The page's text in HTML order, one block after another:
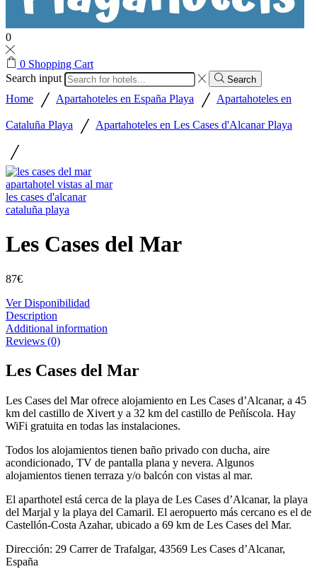
0
0 Shopping Cart
Search input
Search
Home / Apartahoteles en España Playa / Apartahoteles en
Cataluña Playa / Apartahoteles en Les Cases d'Alcanar Playa
/
Les Cases del Mar
87€
Ver Disponibilidad
Description
Additional information
Reviews (0)
Les Cases del Mar
Les Cases del Mar ofrece alojamiento en Les Cases d’Alcanar, a 45
km del castillo de Xivert y a 32 km del castillo de Peñíscola. Hay
WiFi gratuita en todas las instalaciones.
Todos los alojamientos tienen baño privado con ducha, aire
acondicionado, TV de pantalla plana y nevera. Algunos
alojamientos tienen terraza y/o balcón con vistas al mar.
El aparthotel está cerca de la playa de Les Cases d’Alcanar, la playa
del Marjal y la playa del Camaril. El aeropuerto más cercano es el de
Castellón-Costa Azahar, ubicado a 69 km de Les Cases del Mar.
Dirección: 29 Carrer de Trafalgar, 43569 Les Cases d’Alcanar,
España